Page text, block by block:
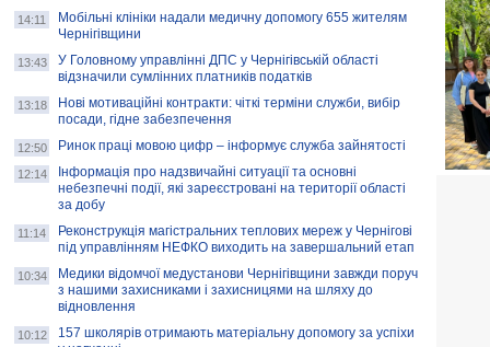
14:11
Мобільні клініки надали медичну допомогу 655 жителям
Чернігівщини
13:43
У Головному управлінні ДПС у Чернігівській області
відзначили сумлінних платників податків
13:18
Нові мотиваційні контракти: чіткі терміни служби, вибір
посади, гідне забезпечення
12:50 Ринок праці мовою цифр – інформує служба зайнятості
12:14
Інформація про надзвичайні ситуації та основні
небезпечні події, які зареєстровані на території області
за добу
11:14
Реконструкція магістральних теплових мереж у Чернігові
під управлінням НЕФКО виходить на завершальний етап
10:34
Медики відомчої медустанови Чернігівщини завжди поруч
з нашими захисниками і захисницями на шляху до
відновлення
10:12
157 школярів отримають матеріальну допомогу за успіхи